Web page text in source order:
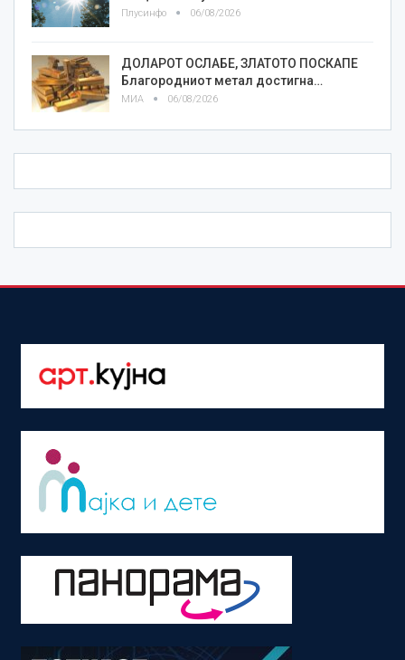
Плусинфо 06/08/2026
ДОЛАРОТ ОСЛАБЕ, ЗЛАТОТО ПОСКАПЕ
Благородниот метал достигна…
МИА 06/08/2026